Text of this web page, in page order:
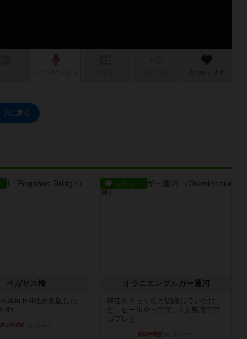
次のおすすめ
に戻る
ペガサス橋
Hill社が出版した
Bri...
約1時間前
レビュー
オラニエンブルガー運河
存在をうっすらと認識していたけ
ど、セールやってて、2人専用でワ
カプレと...
約2時間前